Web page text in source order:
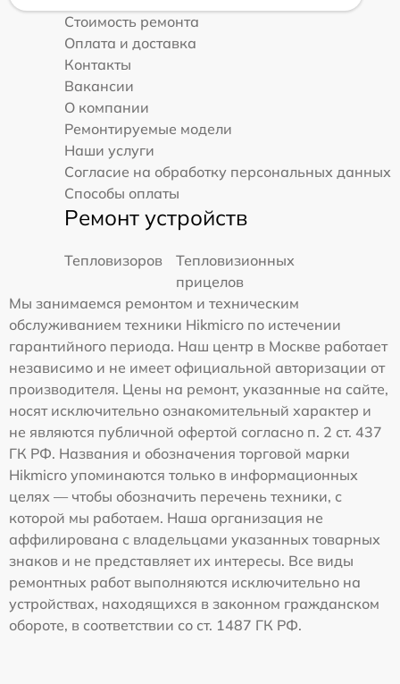
Стоимость ремонта
Оплата и доставка
Контакты
Вакансии
О компании
Ремонтируемые модели
Наши услуги
Согласие на обработку персональных данных
Способы оплаты
Ремонт устройств
Тепловизоров
Тепловизионных
прицелов
Мы занимаемся ремонтом и техническим
обслуживанием техники Hikmicro по истечении
гарантийного периода. Наш центр в Москве работает
независимо и не имеет официальной авторизации от
производителя. Цены на ремонт, указанные на сайте,
носят исключительно ознакомительный характер и
не являются публичной офертой согласно п. 2 ст. 437
ГК РФ. Названия и обозначения торговой марки
Hikmicro упоминаются только в информационных
целях — чтобы обозначить перечень техники, с
которой мы работаем. Наша организация не
аффилирована с владельцами указанных товарных
знаков и не представляет их интересы. Все виды
ремонтных работ выполняются исключительно на
устройствах, находящихся в законном гражданском
обороте, в соответствии со ст. 1487 ГК РФ.